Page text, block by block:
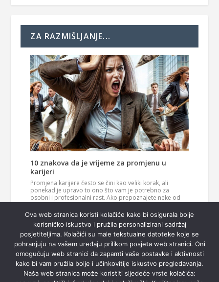
ZA RAZMIŠLJANJE...
10 znakova da je vrijeme za promjenu u
karijeri
Promjena karijere često se čini kao veliki korak, ali
ponekad je upravo to ono što vam je potrebno za
osobni i profesionalni rast. Ako prepoznajete neke od
ovih znakova, možda je vrijeme da razmislite o novom
smjeru u svom životu. 1. Vaš posao više vas…Pročitaj
više
Ova web stranica koristi kolačiće kako bi osigurala bolje
korisničko iskustvo i pružila personalizirani sadržaj
posjetiteljima. Kolačići su male tekstualne datoteke koje se
pohranjuju na vašem uređaju prilikom posjeta web stranici. Oni
omogućuju web stranici da zapamti vaše postavke i aktivnosti
kako bi vam pružila bolje i učinkovitije iskustvo pregledavanja.
Naša web stranica može koristiti sljedeće vrste kolačića: